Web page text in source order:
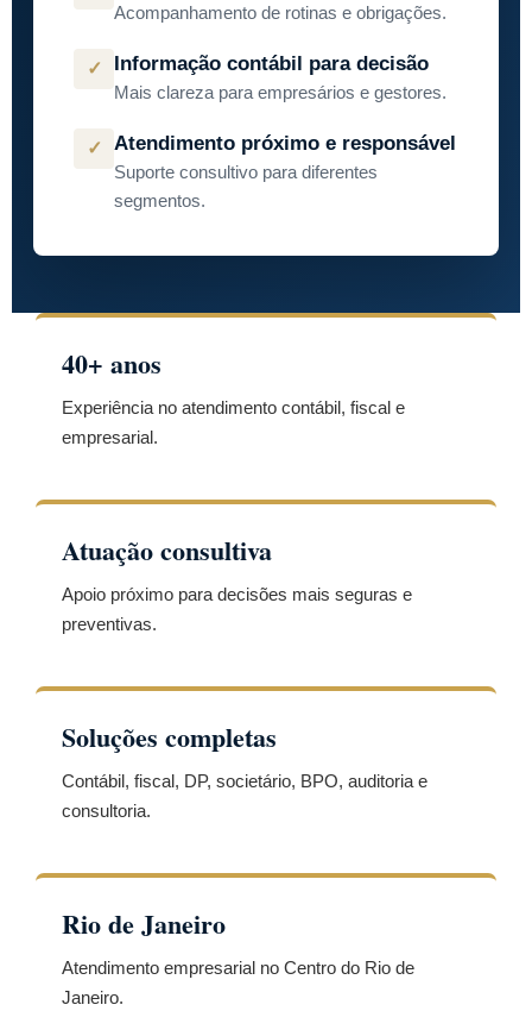
Acompanhamento de rotinas e obrigações.
✓ Informação contábil para decisão
Mais clareza para empresários e gestores.
✓ Atendimento próximo e responsável
Suporte consultivo para diferentes
segmentos.
40+ anos
Experiência no atendimento contábil, fiscal e
empresarial.
Atuação consultiva
Apoio próximo para decisões mais seguras e
preventivas.
Soluções completas
Contábil, fiscal, DP, societário, BPO, auditoria e
consultoria.
Rio de Janeiro
Atendimento empresarial no Centro do Rio de
Janeiro.